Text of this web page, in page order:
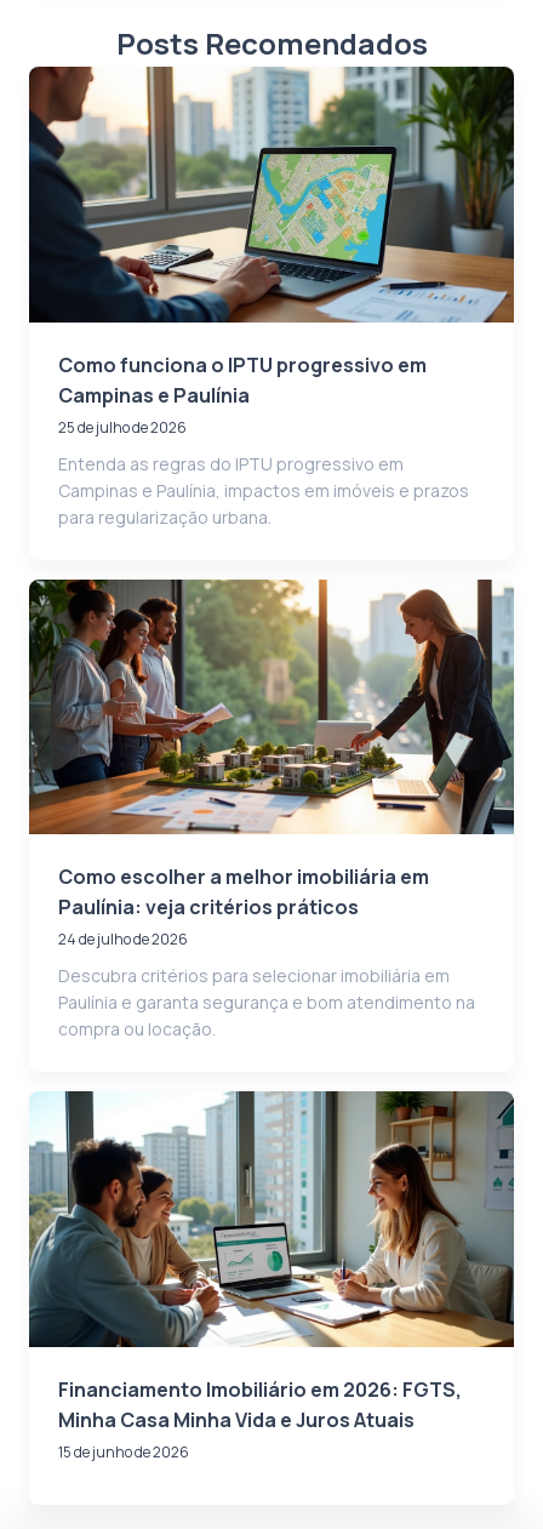
Posts Recomendados
Como funciona o IPTU progressivo em
Campinas e Paulínia
25 de julho de 2026
Entenda as regras do IPTU progressivo em
Campinas e Paulínia, impactos em imóveis e prazos
para regularização urbana.
Como escolher a melhor imobiliária em
Paulínia: veja critérios práticos
24 de julho de 2026
Descubra critérios para selecionar imobiliária em
Paulínia e garanta segurança e bom atendimento na
compra ou locação.
Financiamento Imobiliário em 2026: FGTS,
Minha Casa Minha Vida e Juros Atuais
15 de junho de 2026